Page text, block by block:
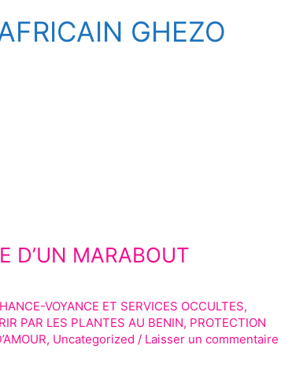
GHEZO
D’UN MARABOUT
VOYANCE ET SERVICES OCCULTES,
PAR LES PLANTES AU BENIN, PROTECTION
, Uncategorized / Laisser un commentaire